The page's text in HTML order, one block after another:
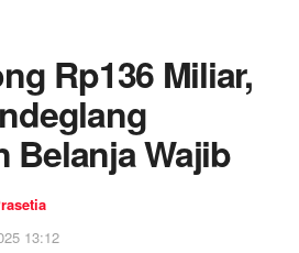
Rp136 Miliar,
Belanja Wajib
13:12